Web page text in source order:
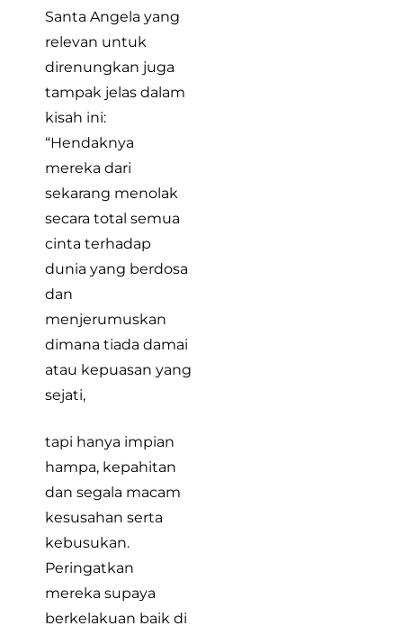
Santa Angela yang
relevan untuk
direnungkan juga
tampak jelas dalam
kisah ini:
“Hendaknya
mereka dari
sekarang menolak
secara total semua
cinta terhadap
dunia yang berdosa
dan
menjerumuskan
dimana tiada damai
atau kepuasan yang
sejati,
tapi hanya impian
hampa, kepahitan
dan segala macam
kesusahan serta
kebusukan.
Peringatkan
mereka supaya
berkelakuan baik di